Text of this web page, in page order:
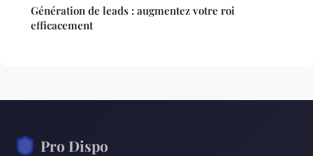
Génération de leads : augmentez votre roi
efficacement
Pro Dispo